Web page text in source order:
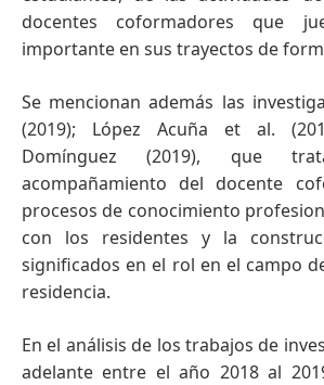
docentes coformadores que
importante en sus trayectos de
Se mencionan además las
(2019); López Acuña et al.
Domínguez (2019), que
acompañamiento del docente
procesos de conocimiento
con los residentes y la
significados en el rol en el campo
residencia.
En el análisis de los trabajos de
adelante entre el año 2018 al